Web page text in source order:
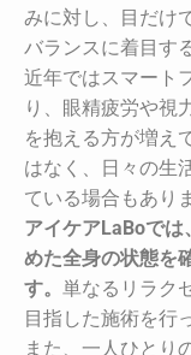
みに対し、目だけ
バランスに着目す
近年ではスマート
り、眼精疲労や視
を抱える方が増え
はなく、日々の生
ている場合もあり
アイケアLaBoで
めた全身の状態を
す。 単なるリラク
目指した施術を行
また、一人ひとり